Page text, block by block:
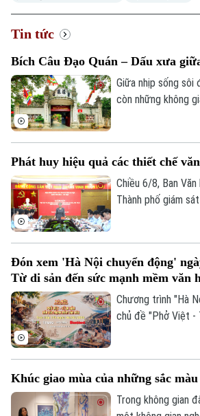
An ninh trật tự
Công nghệ
Nhịp sống Hà Nội
Người Hà Nội
Khoảnh khắc Hà Nội
Ẩm thực
Thế giới
Tin tức
Quân sự
Hồ sơ
Người Việt 4 phương
Kinh tế
Tin tức
Tài chính Ngân hàng
Doanh nghiệp
Nhà đất
Tin tức
Đầu tư
Căn hộ
Kinh nghiệm
Ô tô
Tàu
Xe máy
Thị trường
Đánh giá
Giáo dục
Tin tức
Hướng nghiệp
Văn hóa
Tin tức
Làng nghề
Di tích
Sức khỏe
Y tế
Dinh dưỡng
Thể thao
Bóng đá
Quần vợt
Golf
Giải trí
Tin tức
Sao
Đã phát sóng
Tin tức
Bích Câu Đạo Quán – Dấu xưa
Giữa nhịp sống sôi
còn những không
điểm dừng chân
khách tìm về sự
phường.
Phát huy hiệu quả các thiết chế
Chiều 6/8, Ban
Thành phố giám
Đón xem 'Hà Nội chuyển động'
Từ di sản đến sức mạnh mềm văn
Chương trình "Hà
chủ đề "Phở Việt -
hôm nay, ngày 6/8.
Khúc giao mùa của những sắc màu
Trong không gian